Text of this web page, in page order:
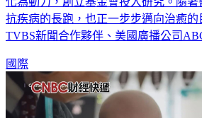
抗疾病的長跑，也正一步步邁向治癒的
TVBS新聞合作夥伴、美國廣播公司
國際